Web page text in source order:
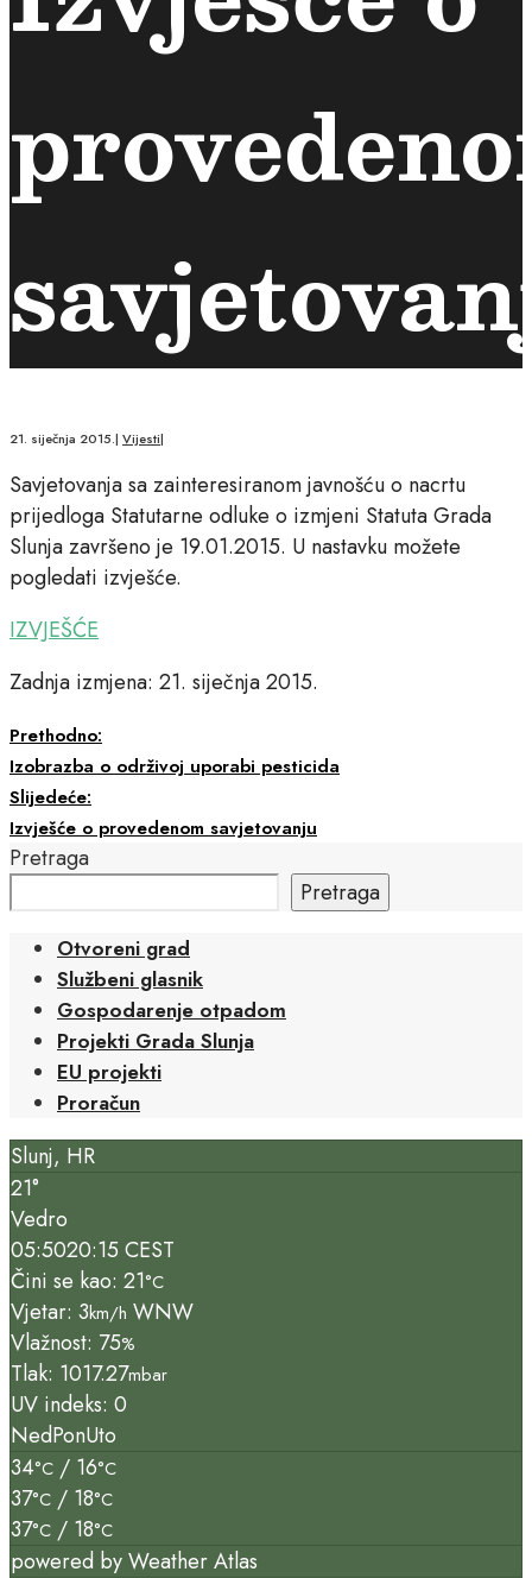
21. siječnja 2015.| Vijesti|
Savjetovanja sa zainteresiranom javnošću o nacrtu
prijedloga Statutarne odluke o izmjeni Statuta Grada
Slunja završeno je 19.01.2015. U nastavku možete
pogledati izvješće.
IZVJEŠĆE
Zadnja izmjena: 21. siječnja 2015.
Prethodno:
Izobrazba o održivoj uporabi pesticida
Slijedeće:
Izvješće o provedenom savjetovanju
Pretraga
Pretraga
Otvoreni grad
Službeni glasnik
Gospodarenje otpadom
Projekti Grada Slunja
EU projekti
Proračun
Slunj, HR
21°
Vedro
05:5020:15 CEST
Čini se kao: 21°C
Vjetar: 3km/h WNW
Vlažnost: 75%
Tlak: 1017.27mbar
UV indeks: 0
NedPonUto
34°C / 16°C
37°C / 18°C
37°C / 18°C
powered byWeather Atlas